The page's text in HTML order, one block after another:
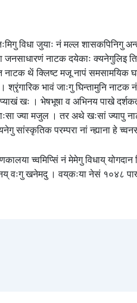
विधा जुयाः नं मल्ल
नाटक दयेकाः क्यनेगुलिइ
थें क्लिष्ट मजू नापं समसामयिक
श्रृंगारिक भावं जाःगु घिन्तामुनि
प्याखं खः । भेषभूषा व अभिनय पाखे
ज्या मजुल । तर अथे खःसां ज्यापु
सांस्कृतिक परम्परा नां न्ह्याना हे
च्वमिप्सिं नं मेमेगु विधाय्
वःगु खनेमदु । वय्‌कःया नेसं १०४८